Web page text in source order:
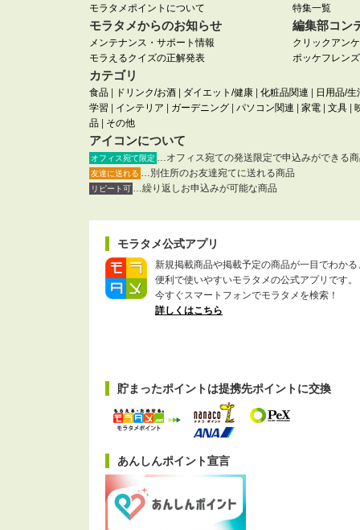
モラタメポイントについて
特集一覧
モラタメからのお知らせ
メンテナンス・サポート情報
モラえるクイズの正解発表
編集部コン
クリックアン
ポッケフレンズ
カテゴリ
食品 ドリンク/お酒 ダイエット/健康 化粧品関連
日用品/生
学習
インテリア ガーデニング パソコン関連 家電 文具
品
その他
アイコンについて
オフィス宛て限定 …オフィス宛ての発送限定で申込みができる
友達に送れる …別住所のお友達宛てに送れる商品
リピート可 …繰り返しお申込みが可能な商品
モラタメ公式アプリ
新規掲載商品や掲載予定の商品が一目でわかる
便利で使いやすいモラタメの公式アプリです。
今すぐスマートフォンでモラタメを検索！
詳しくはこちら
貯まったポイントは提携先ポイントに交換
あんしんポイント宣言